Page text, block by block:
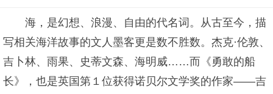
海，是幻想、浪漫、自由的代名词。从古至今，描
写相关海洋故事的文人墨客更是数不胜数。杰克·伦敦、
吉卜林、雨果、史蒂文森、海明威……而《勇敢的船
长》，也是英国第１位获得诺贝尔文学奖的作家——吉